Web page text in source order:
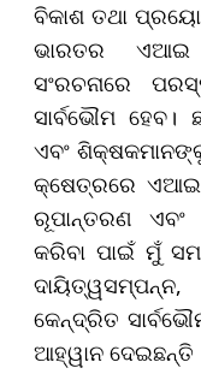
ବିକାଶ ତଥା
ଭାରତର ଏଆଇ
ସଂରଚନାରେ
ସାର୍ବଭୌମ ହେବ।
ଏବଂ
କ୍ଷେତ୍ରରେ
ରୂପାନ୍ତରଣ
କରିବା ପାଇଁ ମୁଁ
ଦାୟିତ୍ୱସମ୍ପନ୍ନ,
କେନ୍ଦ୍ରିତ
ଆହ୍ୱାନ ଦେଇଛନ୍ତି